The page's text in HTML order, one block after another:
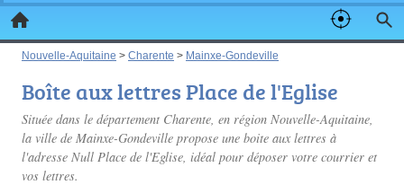
Nouvelle-Aquitaine > Charente > Mainxe-Gondeville
Boîte aux lettres Place de l'Eglise
Située dans le département Charente, en région Nouvelle-Aquitaine,
la ville de Mainxe-Gondeville propose une boite aux lettres à
l'adresse Null Place de l'Eglise, idéal pour déposer votre courrier et
vos lettres.